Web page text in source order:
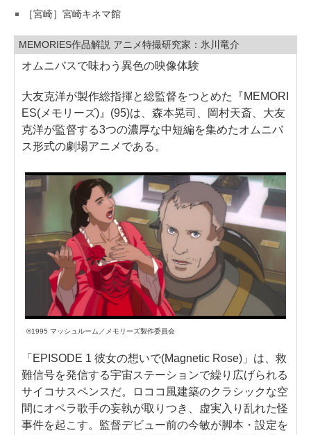
［宮崎］宮崎キネマ館
MEMORIES作品解説 アニメ特撮研究家：氷川竜介
オムニバスで味わう異色の映像体験
大友克洋が製作総指揮と総監督をつとめた『MEMORI
ES(メモリーズ)』(95)は、森本晃司、岡村天斎、大友
克洋が監督する3つの濃厚な中短編を集めたオムニバ
ス形式の劇場アニメである。
©1995 マッシュルーム／メモリーズ製作委員会
「EPISODE 1 彼女の想いで(Magnetic Rose)」は、救
難信号を発信する宇宙ステーションで繰り広げられる
サイコサスペンスだ。ロココ風建築のクラシックな空
間にオペラ歌手の妄執が取りつき、虚実入り乱れた怪
事件を起こす。監督デビュー前の今敏が脚本・設定を